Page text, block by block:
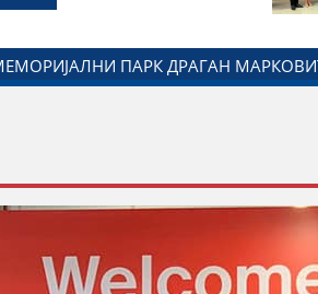
И МИНИСТАРСТВА ЗАДУЖЕНОГ ЗА